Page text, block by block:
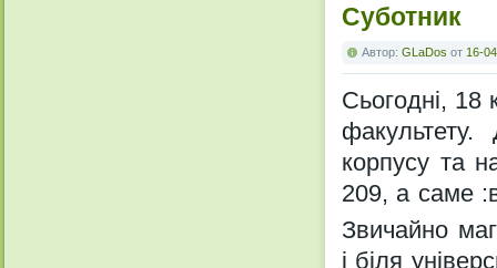
Суботник
Автор: GLaDos от 16-
Сьогодні, 18
корпусу та
209, а саме
Звичайно
і біля